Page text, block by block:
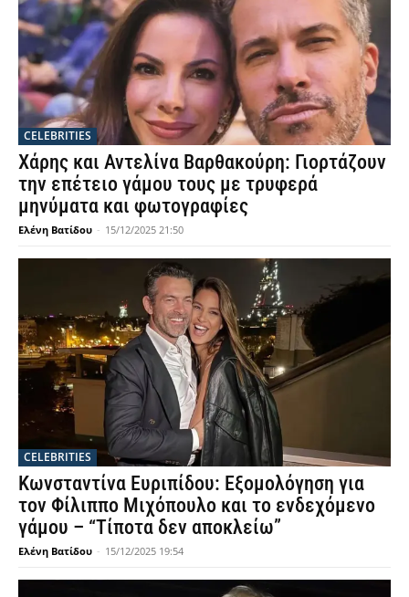
CELEBRITIES
Χάρης και Αντελίνα Βαρθακούρη: Γιορτάζουν
την επέτειο γάμου τους με τρυφερά
μηνύματα και φωτογραφίες
Ελένη Βατίδου - 15/12/2025 21:50
CELEBRITIES
Κωνσταντίνα Ευριπίδου: Εξομολόγηση για
τον Φίλιππο Μιχόπουλο και το ενδεχόμενο
γάμου – “Τίποτα δεν αποκλείω”
Ελένη Βατίδου - 15/12/2025 19:54